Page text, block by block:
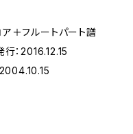
ア＋フルートパート譜
2016.12.15